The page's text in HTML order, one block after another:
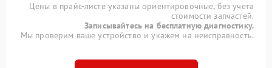
Цены в прайс-листе указаны ориентировочные, без учета
стоимости запчастей.
Записывайтесь на бесплатную диагностику.
Мы проверим ваше устройство и укажем на неисправность.